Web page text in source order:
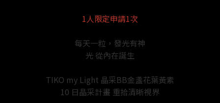
1人限定申請1次
每天一粒，發光有神
光 從內在誕生
TIKO my Light 晶采BB金盞花葉黃素
10 日晶采計畫 重拾清晰視界